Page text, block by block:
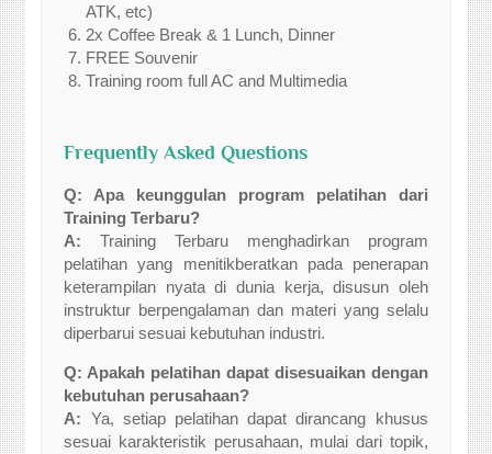
ATK, etc)
2x Coffee Break & 1 Lunch, Dinner
FREE Souvenir
Training room full AC and Multimedia
Frequently Asked Questions
Q: Apa keunggulan program pelatihan dari
Training Terbaru?
A: Training Terbaru menghadirkan program
pelatihan yang menitikberatkan pada penerapan
keterampilan nyata di dunia kerja, disusun oleh
instruktur berpengalaman dan materi yang selalu
diperbarui sesuai kebutuhan industri.
Q: Apakah pelatihan dapat disesuaikan dengan
kebutuhan perusahaan?
A: Ya, setiap pelatihan dapat dirancang khusus
sesuai karakteristik perusahaan, mulai dari topik,